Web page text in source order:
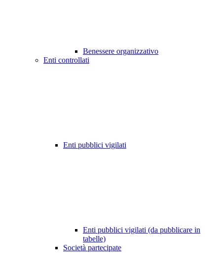
Benessere organizzativo
Enti controllati
Enti pubblici vigilati
Enti pubblici vigilati (da pubblicare in
tabelle)
Società partecipate